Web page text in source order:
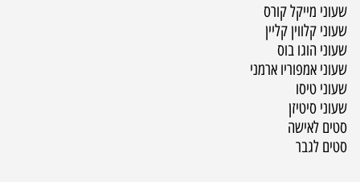
שעוני מייקל קורס
שעוני קלווין קליין
שעוני הוגו בוס
שעוני אמפוריו ארמני
שעוני טיסו
שעוני סיטיזן
סטים לאישה
סטים לגבר